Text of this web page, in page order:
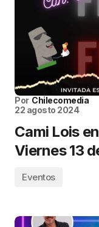
Por Chilecomedia
22 agosto 2024
Cami Lois
Viernes 13
Eventos